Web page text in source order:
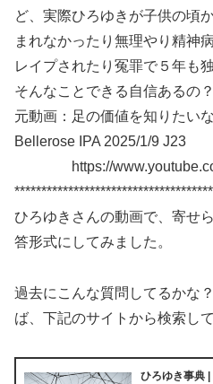
ど、実際ひろゆきが子供の頃
まれなかったり無理やり精神
レイプされたり冤罪で５年も
そんなことできる自信あるの？
元動画：足の価値を知りたい
Bellerose IPA 2025/1/9 J23
https://
ひろゆきさんの動画で、寄せ
答形式にしてみました。
過去にこんな質問してるかな
ば、下記のサイトから検索し
ひろゆき事典